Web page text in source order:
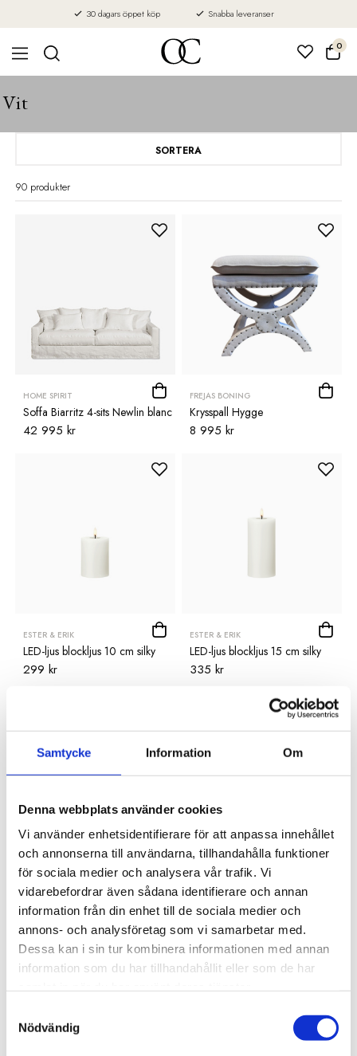
Samtycke Information Om
Denna webbplats använder cookies
Vi använder enhetsidentifierare för att anpassa innehållet
och annonserna till användarna, tillhandahålla funktioner
för sociala medier och analysera vår trafik. Vi
vidarebefordrar även sådana identifierare och annan
information från din enhet till de sociala medier och
annons- och analysföretag som vi samarbetar med.
Dessa kan i sin tur kombinera informationen med annan
information som du har tillhandahållit eller som de har
Nödvändig
30 dagars öppet köp Snabba leveranser
0
Vit
SORTERA
90 produkter
HOME SPIRIT
Soffa Biarritz 4-sits Newlin blanc
42 995 kr
FREJAS BONING
Krysspall Hygge
8 995 kr
ESTER & ERIK
LED-ljus blockljus 10 cm silky
299 kr
ESTER & ERIK
LED-ljus blockljus 15 cm silky
335 kr
WATT & VEKE
Lampskärm rak 28 vit
199 kr
OLSSON & JENSEN
Estelle skål blå
229 kr